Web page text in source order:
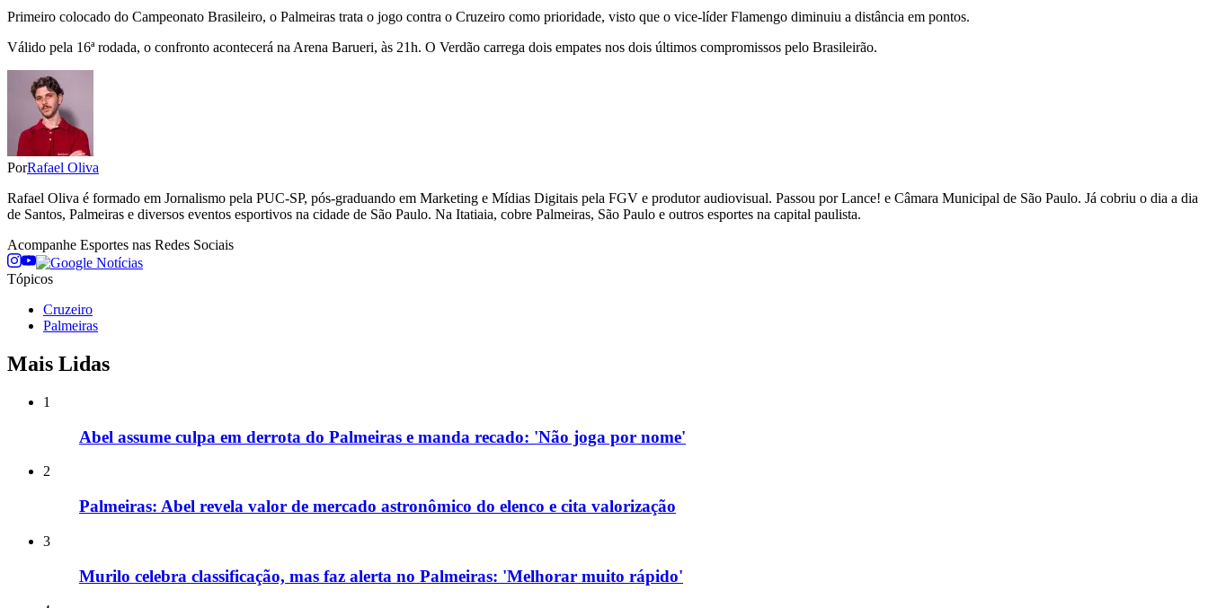
Primeiro colocado do Campeonato Brasileiro, o Palmeiras trata o jogo contra o Cruzeiro como prioridade, visto que o vice-líder Flamengo diminuiu a distância em pontos.
Válido pela 16ª rodada, o confronto acontecerá na Arena Barueri, às 21h. O Verdão carrega dois empates nos dois últimos compromissos pelo Brasileirão.
PorRafael Oliva
Rafael Oliva é formado em Jornalismo pela PUC-SP, pós-graduando em Marketing e Mídias Digitais pela FGV e produtor audiovisual. Passou por Lance! e Câmara Municipal de São Paulo. Já cobriu o dia a dia
de Santos, Palmeiras e diversos eventos esportivos na cidade de São Paulo. Na Itatiaia, cobre Palmeiras, São Paulo e outros esportes na capital paulista.
Acompanhe Esportes nas Redes Sociais
Tópicos
Cruzeiro
Palmeiras
Mais Lidas
1
Abel assume culpa em derrota do Palmeiras e manda recado: 'Não joga por nome'
2
Palmeiras: Abel revela valor de mercado astronômico do elenco e cita valorização
3
Murilo celebra classificação, mas faz alerta no Palmeiras: 'Melhorar muito rápido'